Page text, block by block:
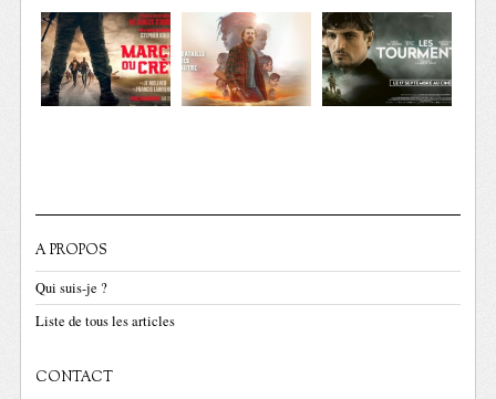
A PROPOS
Qui suis-je ?
Liste de tous les articles
CONTACT